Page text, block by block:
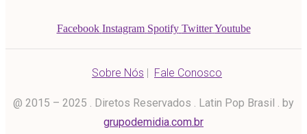
Facebook Instagram Spotify Twitter Youtube
Sobre Nós | Fale Conosco
@ 2015 – 2025 . Diretos Reservados . Latin Pop Brasil . by
grupodemidia.com.br